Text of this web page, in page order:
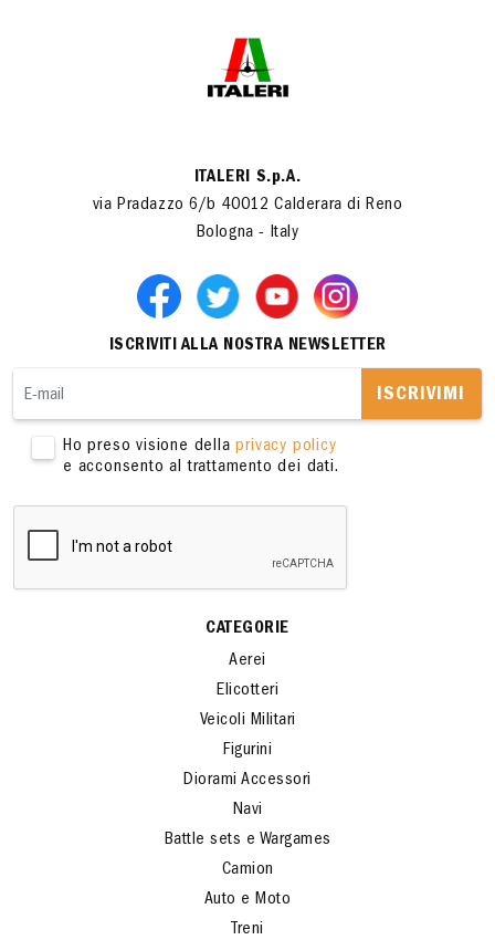
ITALERI S.p.A.
via Pradazzo 6/b 40012 Calderara di Reno
Bologna - Italy
ISCRIVITI ALLA NOSTRA NEWSLETTER
ISCRIVIMI
Ho preso visione dellaprivacy policy
e acconsento al trattamento dei dati.
CATEGORIE
Aerei
Elicotteri
Veicoli Militari
Figurini
Diorami Accessori
Navi
Battle sets e Wargames
Camion
Auto e Moto
Treni